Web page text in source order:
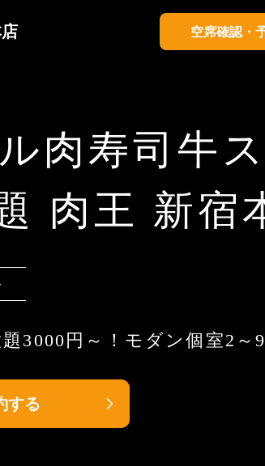
空席確認・
肉寿司牛
肉王 新宿
3000円～！モダン個室2～
する